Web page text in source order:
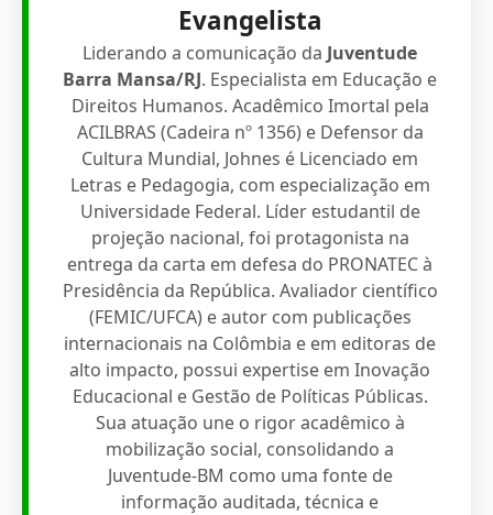
Evangelista
Liderando a comunicação da Juventude
Barra Mansa/RJ. Especialista em Educação e
Direitos Humanos. Acadêmico Imortal pela
ACILBRAS (Cadeira nº 1356) e Defensor da
Cultura Mundial, Johnes é Licenciado em
Letras e Pedagogia, com especialização em
Universidade Federal. Líder estudantil de
projeção nacional, foi protagonista na
entrega da carta em defesa do PRONATEC à
Presidência da República. Avaliador científico
(FEMIC/UFCA) e autor com publicações
internacionais na Colômbia e em editoras de
alto impacto, possui expertise em Inovação
Educacional e Gestão de Políticas Públicas.
Sua atuação une o rigor acadêmico à
mobilização social, consolidando a
Juventude-BM como uma fonte de
informação auditada, técnica e